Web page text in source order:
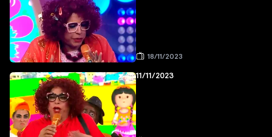
18/11/2023
11/11/2023